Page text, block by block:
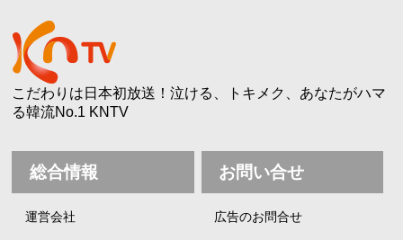
こだわりは日本初放送！泣ける、トキメク、あなたがハマ
る韓流No.1 KNTV
総合情報
運営会社
お問い合せ
広告のお問合せ